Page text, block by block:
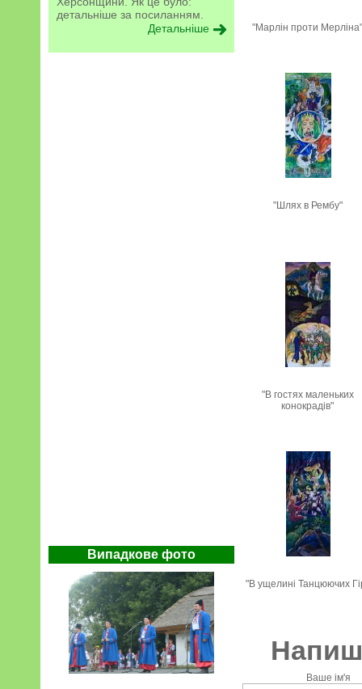
детальніше за посиланням.
Детальніше
Випадкове фото
"Марлін проти
"Шлях в Рембу"
"В гостях маленьких
конокрадів"
"В ущелині Танцюючих
Ваше ім'я